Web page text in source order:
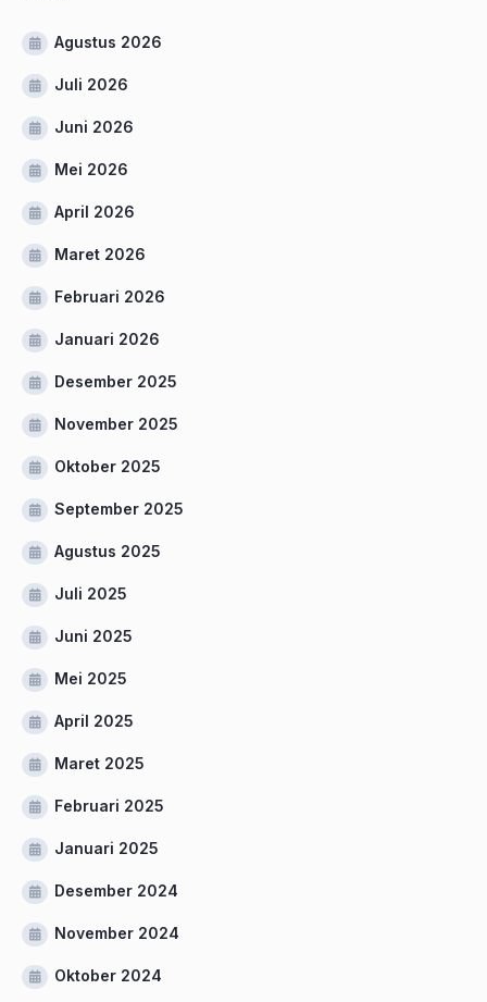
Agustus 2026
Juli 2026
Juni 2026
Mei 2026
April 2026
Maret 2026
Februari 2026
Januari 2026
Desember 2025
November 2025
Oktober 2025
September 2025
Agustus 2025
Juli 2025
Juni 2025
Mei 2025
April 2025
Maret 2025
Februari 2025
Januari 2025
Desember 2024
November 2024
Oktober 2024